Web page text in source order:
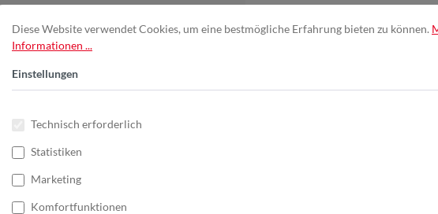
Reißfestigkeit
Diese Website verwendet Cookies, um eine bestmögliche Erfahrung bieten zu können.
Informationen ...
Einstellungen
Technisch erforderlich
Statistiken
Marketing
Komfortfunktionen